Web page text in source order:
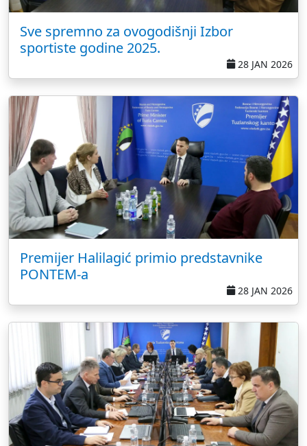
Sve spremno za ovogodišnji Izbor
sportiste godine 2025.
28 JAN 2026
Premijer Halilagić primio predstavnike
PONTEM-a
28 JAN 2026